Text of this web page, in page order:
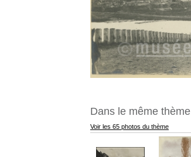
Dans le même thème
Voir les 65 photos du thème